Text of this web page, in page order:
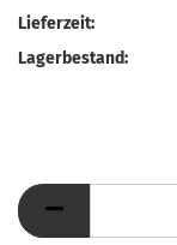
Lieferzeit:
Lagerbestand: